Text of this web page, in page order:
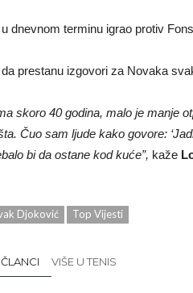
dnevnom terminu igrao protiv
prestanu izgovori za Novaka
skoro 40 godina, malo je manje
Čuo sam ljude kako govore:
bi da ostane kod kuće”, kaže
Djoković Top Vijesti
VIŠE U TENIS